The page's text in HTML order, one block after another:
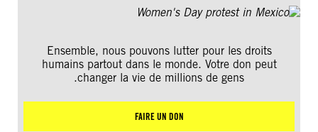
Ensemble, nous pouvons lutter pour les droits
humains partout dans le monde. Votre don peut
changer la vie de millions de gens.
FAIRE UN DON